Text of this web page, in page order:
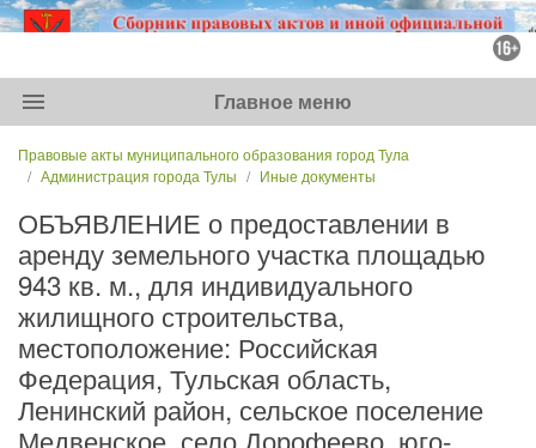
menu Главное меню
Правовые акты муниципального образования город Тула
Администрация города Тулы
Иные документы
ОБЪЯВЛЕНИЕ о предоставлении в
аренду земельного участка площадью
943 кв. м., для индивидуального
жилищного строительства,
местоположение: Российская
Федерация, Тульская область,
Ленинский район, сельское поселение
Медвенское, село Дорофеево, юго-